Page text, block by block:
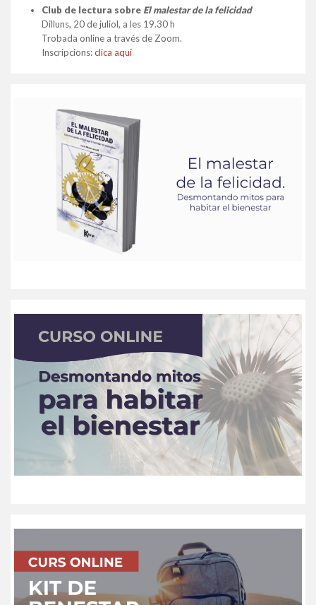
Club de lectura sobre El malestar de la felicidad
Dilluns, 20 de juliol, a les 19.30 h
Trobada online a través de Zoom.
Inscripcions:clica aquí